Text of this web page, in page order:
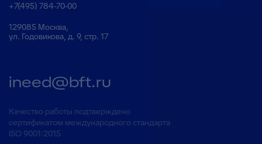
+7(495) 784-70-00
129085 Москва,
ул. Годовикова, д. 9, стр. 17
ineed@bft.ru
Качество работы подтверждено
сертификатом международного стандарта
ISO 9001:2015